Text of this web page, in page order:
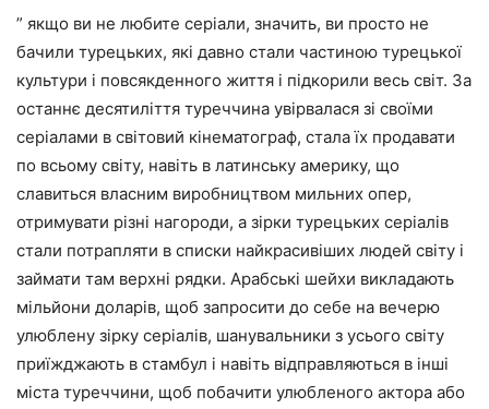
” якщо ви не любите серіали, значить, ви просто не
бачили турецьких, які давно стали частиною турецької
культури і повсякденного життя і підкорили весь світ. За
останнє десятиліття туреччина увірвалася зі своїми
серіалами в світовий кінематограф, стала їх продавати
по всьому світу, навіть в латинську америку, що
славиться власним виробництвом мильних опер,
отримувати різні нагороди, а зірки турецьких серіалів
стали потрапляти в списки найкрасивіших людей світу і
займати там верхні рядки. Арабські шейхи викладають
мільйони доларів, щоб запросити до себе на вечерю
улюблену зірку серіалів, шанувальники з усього світу
приїжджають в стамбул і навіть відправляються в інші
міста туреччини, щоб побачити улюбленого актора або